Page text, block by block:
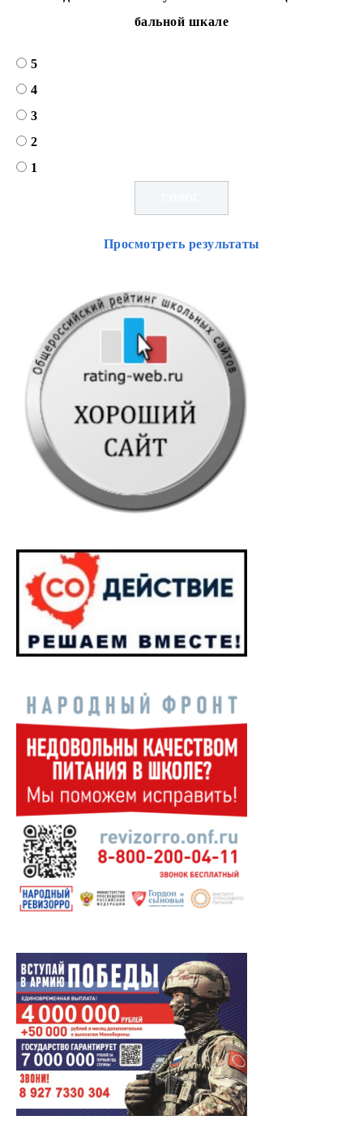
бальной шкале
5
4
3
2
1
Просмотреть результаты